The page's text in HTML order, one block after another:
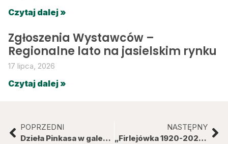
Czytaj dalej »
Zgłoszenia Wystawców –
Regionalne lato na jasielskim rynku
17 lipca, 2026
Czytaj dalej »
POPRZEDNI
Dzieła Pinkasa w galerii JDK
NASTĘPNY
„Firlejówka 1920-2020. Przywrócona pamięć”